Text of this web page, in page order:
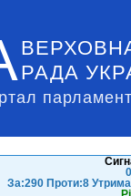
РАДА
За:290 Проти:8